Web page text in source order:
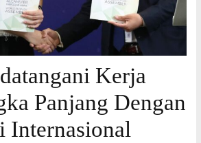
Kerja
Panjang Dengan
Internasional